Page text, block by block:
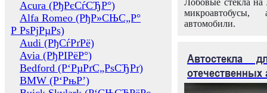
Acura (РђРєСѓСЂР°)
Alfa Romeo (РђР»СЊС„Р°
Р РѕРјРµРѕ)
Audi (РђСѓРґРё)
Avia (РђРІРёР°)
Bedford (Р‘РµРґС„РѕСЂРґ)
BMW (Р‘РњР’)
Лобовые стекла на
микроавтобусы,
автомобили.
Автостекла
отечественных